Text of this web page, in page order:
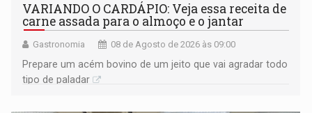
VARIANDO O CARDÁPIO: Veja essa receita de
carne assada para o almoço e o jantar
Gastronomia 08 de Agosto de 2026 às 09:00
Prepare um acém bovino de um jeito que vai agradar todo
tipo de paladar